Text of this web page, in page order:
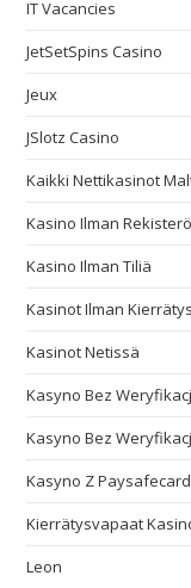
IT Vacancies
JetSetSpins Casino
Jeux
JSlotz Casino
Kaikki Nettikasinot
Kasino Ilman
Kasino Ilman Tiliä
Kasinot Ilman
Kasinot Netissä
Kasyno Bez
Kasyno Bez
Kasyno Z Paysafecard
Kierrätysvapaat
Leon